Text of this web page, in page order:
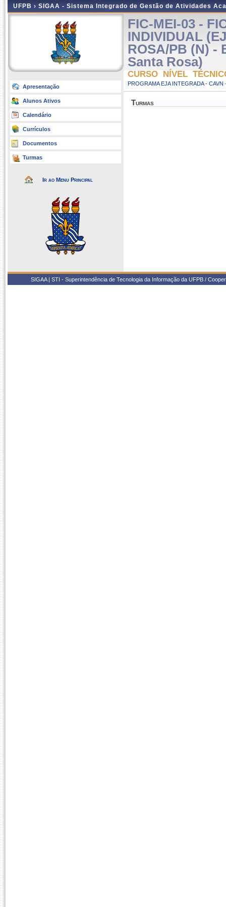
UFPB › SIGAA - Sistema Integrado de Gestão de Atividades
Apresentação
Alunos Ativos
Calendário
Currículos
Documentos
Turmas
Ir ao Menu Principal
FIC-MEI-03 -
INDIVIDUAL
ROSA/PB (N) -
Santa Rosa)
CURSO NÍVEL
PROGRAMA EJA INTEGRADA - CAVN
Turmas
SIGAA | STI - Superintendência de Tecnologia da Informação da UFPB /